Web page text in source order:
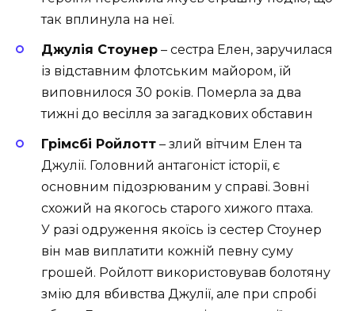
так вплинула на неї.
Джулія Стоунер – сестра Елен, заручилася
із відставним флотським майором, їй
виповнилося 30 років. Померла за два
тижні до весілля за загадкових обставин
Грімсбі Ройлотт – злий вітчим Елен та
Джулії. Головний антагоніст історії, є
основним підозрюваним у справі. Зовні
схожий на якогось старого хижого птаха.
У разі одруження якоїсь із сестер Стоунер
він мав виплатити кожній певну суму
грошей. Ройлотт використовував болотяну
змію для вбивства Джулії, але при спробі